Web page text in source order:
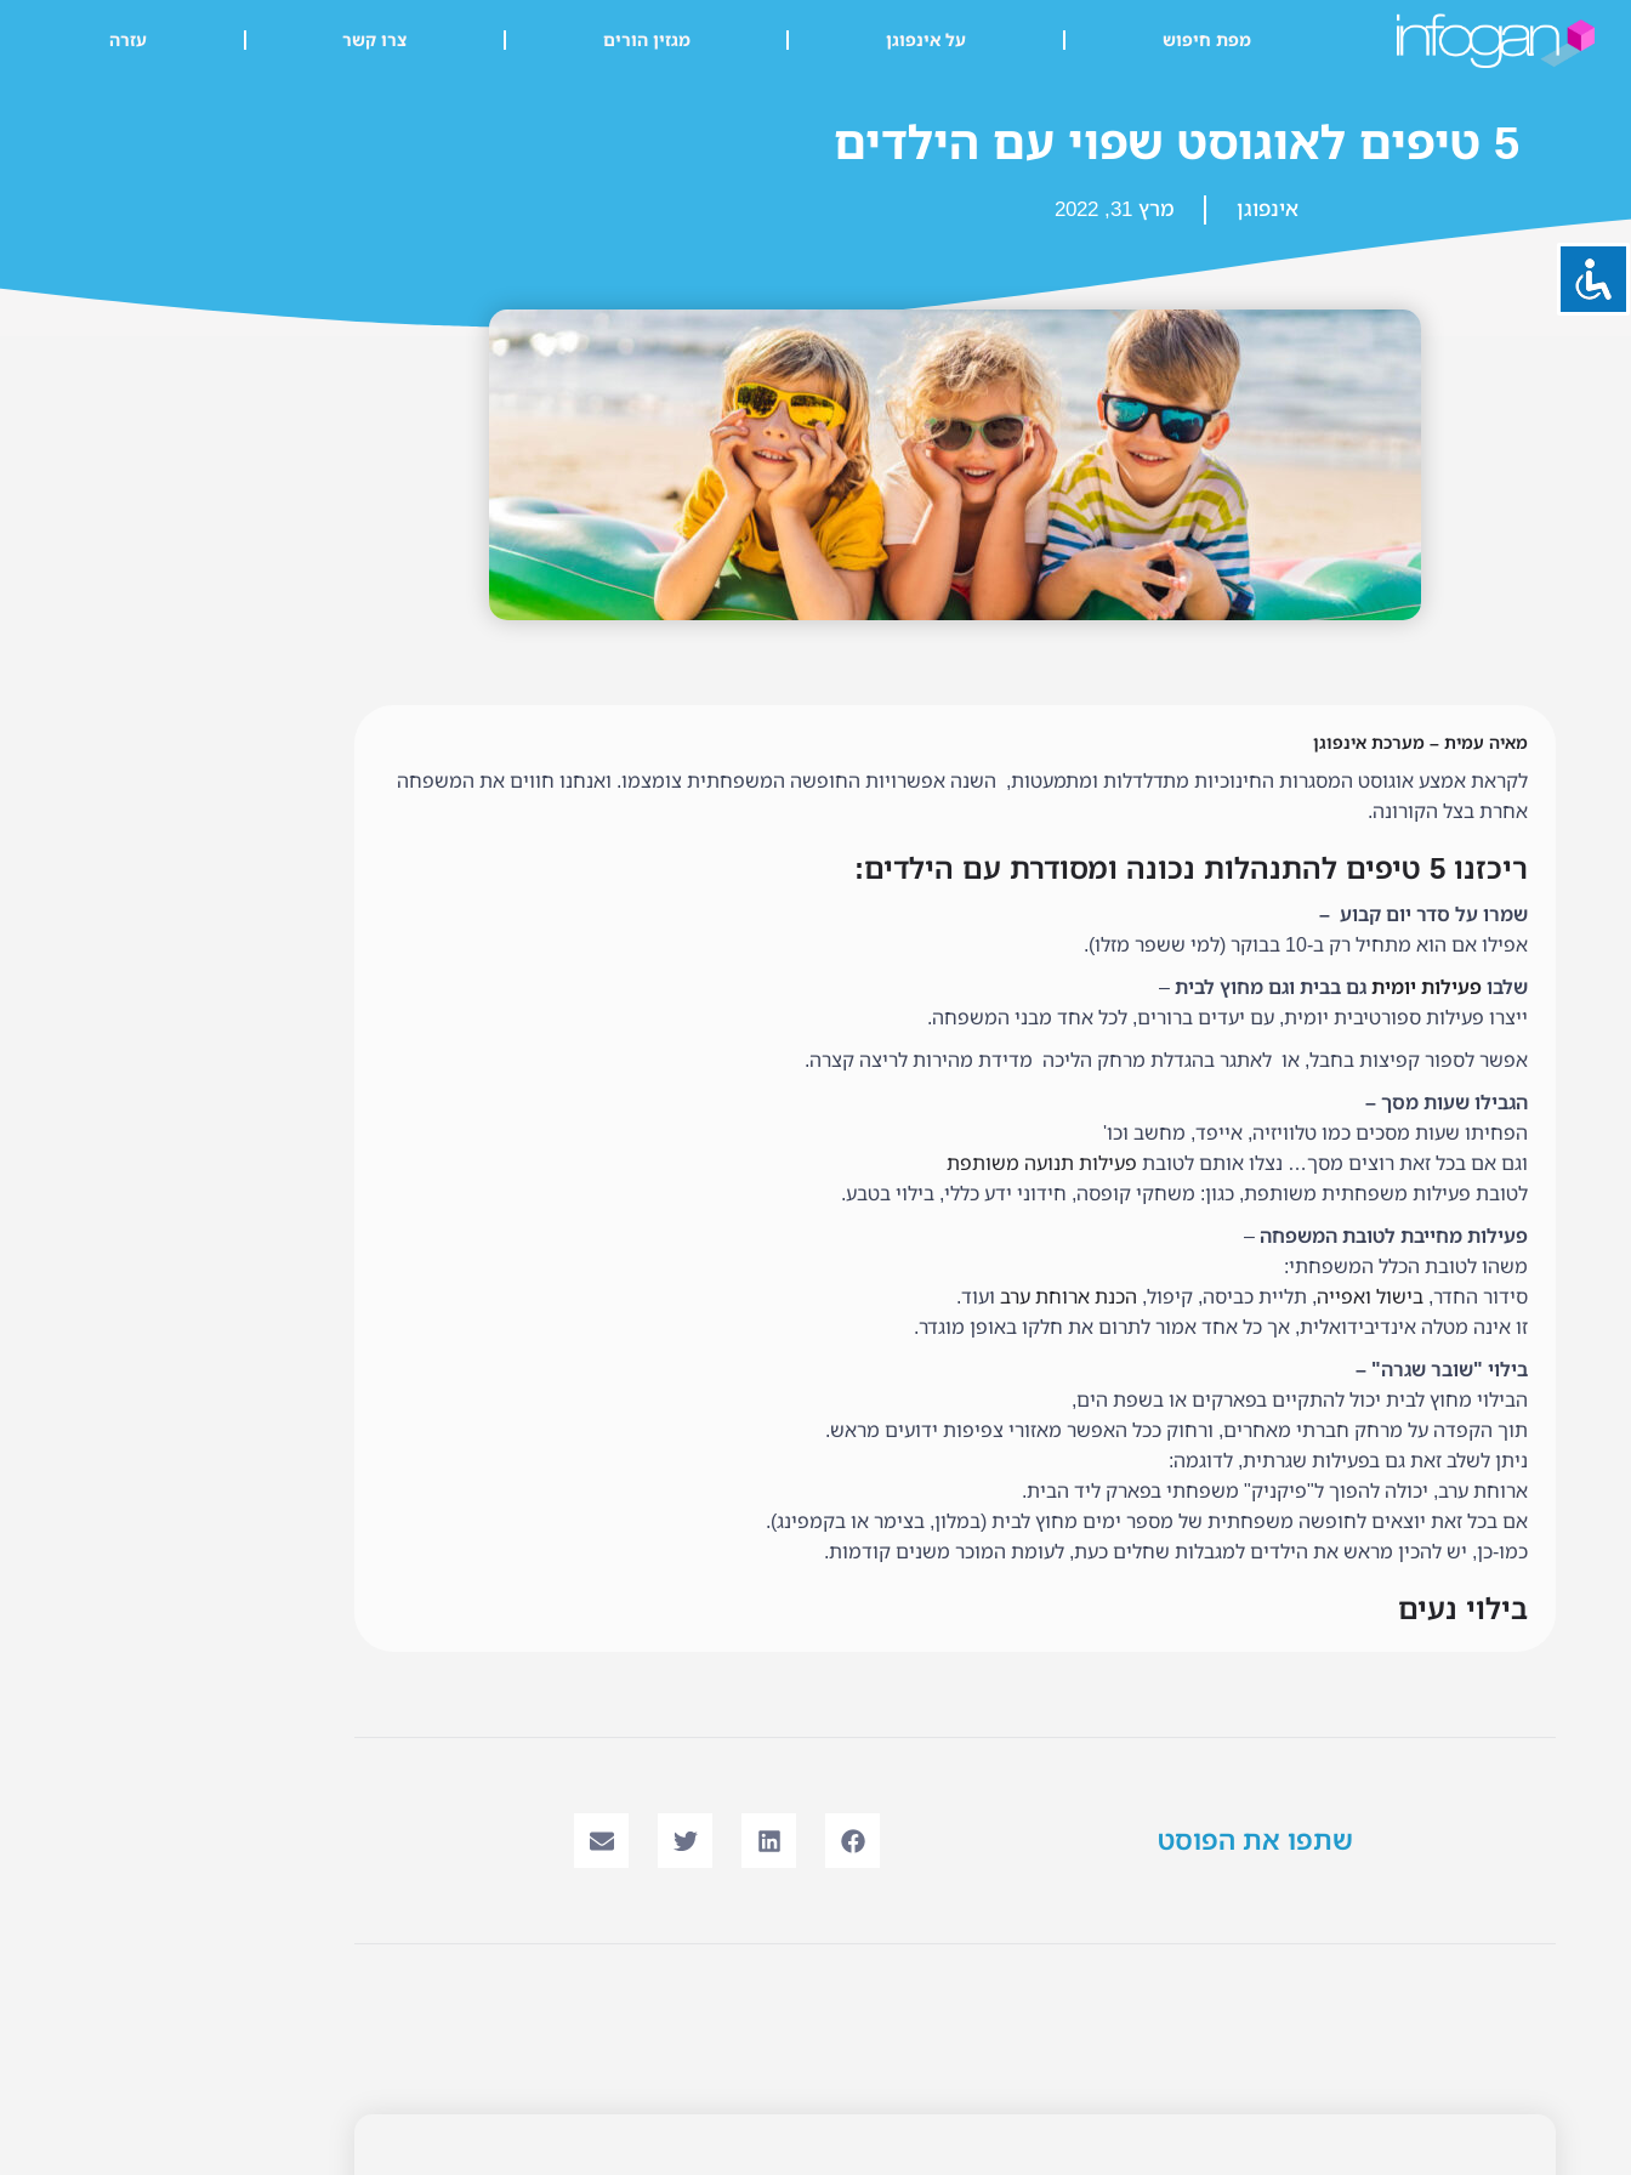
מפת חיפוש על אינפוגן מגזין הורים צרו קשר עזרה
5 טיפים לאוגוסט שפוי עם הילדים
אינפוגן מרץ 31, 2022
מאיה עמית – מערכת אינפוגן
לקראת אמצע אוגוסט המסגרות החינוכיות מתדלדלות ומתמעטות, השנה אפשרויות החופשה המשפחתית צומצמו. ואנחנו חווים את המשפחה
אחרת בצל הקורונה.
ריכזנו 5 טיפים להתנהלות נכונה ומסודרת עם הילדים:
שמרו על סדר יום קבוע –
אפילו אם הוא מתחיל רק ב-10 בבוקר (למי ששפר מזלו).
שלבו פעילות יומית גם בבית וגם מחוץ לבית –
ייצרו פעילות ספורטיבית יומית, עם יעדים ברורים, לכל אחד מבני המשפחה.
אפשר לספור קפיצות בחבל, או לאתגר בהגדלת מרחק הליכה מדידת מהירות לריצה קצרה.
הגבילו שעות מסך –
הפחיתו שעות מסכים כמו טלוויזיה, אייפד, מחשב וכו'
וגם אם בכל זאת רוצים מסך… נצלו אותם לטובת פעילות תנועה משותפת
לטובת פעילות משפחתית משותפת, כגון: משחקי קופסה, חידוני ידע כללי, בילוי בטבע.
פעילות מחייבת לטובת המשפחה –
משהו לטובת הכלל המשפחתי:
סידור החדר, בישול ואפייה, תליית כביסה, קיפול, הכנת ארוחת ערב ועוד.
זו אינה מטלה אינדיבידואלית, אך כל אחד אמור לתרום את חלקו באופן מוגדר.
בילוי "שובר שגרה" –
הבילוי מחוץ לבית יכול להתקיים בפארקים או בשפת הים,
תוך הקפדה על מרחק חברתי מאחרים, ורחוק ככל האפשר מאזורי צפיפות ידועים מראש.
ניתן לשלב זאת גם בפעילות שגרתית, לדוגמה:
ארוחת ערב, יכולה להפוך ל"פיקניק" משפחתי בפארק ליד הבית.
אם בכל זאת יוצאים לחופשה משפחתית של מספר ימים מחוץ לבית (במלון, בצימר או בקמפינג).
כמו-כן, יש להכין מראש את הילדים למגבלות שחלים כעת, לעומת המוכר משנים קודמות.
בילוי נעים
שתפו את הפוסט